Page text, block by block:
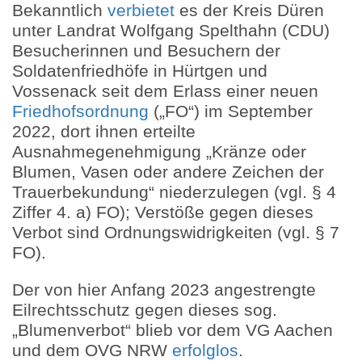
Bekanntlich verbietet es der Kreis Düren
unter Landrat Wolfgang Spelthahn (CDU)
Besucherinnen und Besuchern der
Soldatenfriedhöfe in Hürtgen und
Vossenack seit dem Erlass einer neuen
Friedhofsordnung („FO“) im September
2022, dort ihnen erteilte
Ausnahmegenehmigung „Kränze oder
Blumen, Vasen oder andere Zeichen der
Trauerbekundung“ niederzulegen (vgl. § 4
Ziffer 4. a) FO); Verstöße gegen dieses
Verbot sind Ordnungswidrigkeiten (vgl. § 7
FO).
Der von hier Anfang 2023 angestrengte
Eilrechtsschutz gegen dieses sog.
„Blumenverbot“ blieb vor dem VG Aachen
und dem OVG NRW erfolglos.